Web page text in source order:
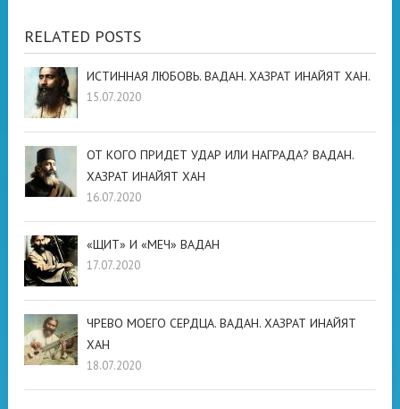
RELATED POSTS
ИСТИННАЯ ЛЮБОВЬ. ВАДАН. ХАЗРАТ ИНАЙЯТ ХАН.
15.07.2020
ОТ КОГО ПРИДЕТ УДАР ИЛИ НАГРАДА? ВАДАН.
ХАЗРАТ ИНАЙЯТ ХАН
16.07.2020
«ЩИТ» И «МЕЧ» ВАДАН
17.07.2020
ЧРЕВО МОЕГО СЕРДЦА. ВАДАН. ХАЗРАТ ИНАЙЯТ
ХАН
18.07.2020